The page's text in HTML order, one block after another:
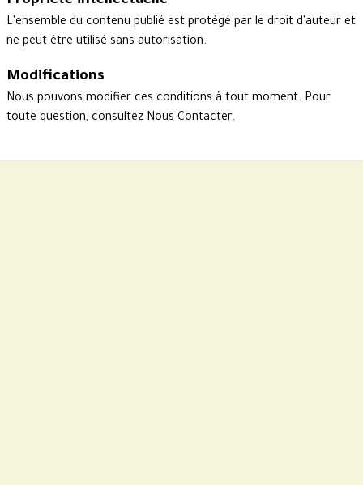
L'ensemble du contenu publié est protégé par le droit d'auteur et
ne peut être utilisé sans autorisation.
Modifications
Nous pouvons modifier ces conditions à tout moment. Pour
toute question, consultez Nous Contacter.